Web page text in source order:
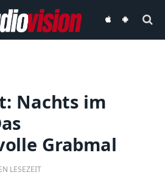
audiovisionaudiovision
Nachts im
Grabmal
LESEZEIT